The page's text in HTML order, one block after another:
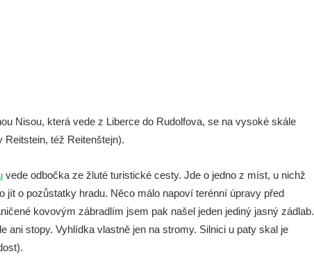
Nisou, která vede z Liberce do Rudolfova, se na vysoké skále
též Reitenštejn).
vede odbočka ze žluté turistické cesty. Jde o jedno z míst, u nichž
jít o pozůstatky hradu. Něco málo napoví terénní úpravy před
kovovým zábradlím jsem pak našel jeden jediný jasný zádlab.
ani stopy. Vyhlídka vlastně jen na stromy. Silnici u paty skal je